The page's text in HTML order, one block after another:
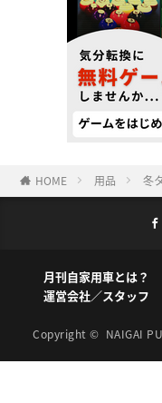
HOME 用品 冬
月刊自家用車とは？
運営会社／スタッフ
Copyright © NAIGAI